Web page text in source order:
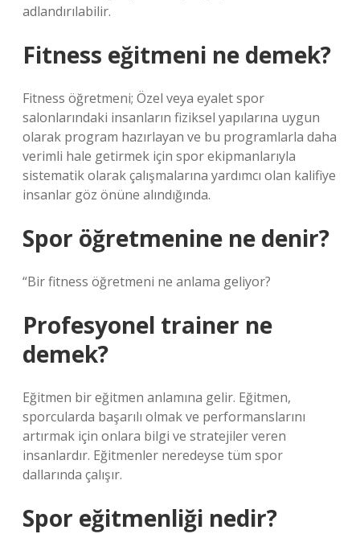
adlandırılabilir.
Fitness eğitmeni ne demek?
Fitness öğretmeni; Özel veya eyalet spor
salonlarındaki insanların fiziksel yapılarına uygun
olarak program hazırlayan ve bu programlarla daha
verimli hale getirmek için spor ekipmanlarıyla
sistematik olarak çalışmalarına yardımcı olan kalifiye
insanlar göz önüne alındığında.
Spor öğretmenine ne denir?
“Bir fitness öğretmeni ne anlama geliyor?
Profesyonel trainer ne
demek?
Eğitmen bir eğitmen anlamına gelir. Eğitmen,
sporcularda başarılı olmak ve performanslarını
artırmak için onlara bilgi ve stratejiler veren
insanlardır. Eğitmenler neredeyse tüm spor
dallarında çalışır.
Spor eğitmenliği nedir?